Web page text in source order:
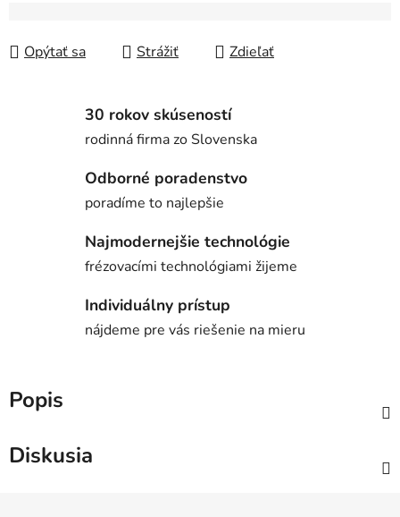
Opýtať sa Strážiť Zdieľať
30 rokov skúseností
rodinná firma zo Slovenska
Odborné poradenstvo
poradíme to najlepšie
Najmodernejšie technológie
frézovacími technológiami žijeme
Individuálny prístup
nájdeme pre vás riešenie na mieru
Popis
Diskusia